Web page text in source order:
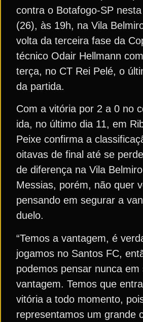
contra o Botafogo-SP
(26), às 19h, na Vila
volta da terceira fase da
técnico Odair Hellmann
terça, no CT Rei Pelé, o
da partida.
Com a vitória por 2 a 0 no
ida, no último dia 11, em
Peixe confirma a
oitavas de final até se
de diferença na Vila
Messias, porém, não quer
pensando em segurar a
duelo.
“Temos a vantagem, é
jogamos no Santos FC,
podemos pensar nunca em
vantagem. Temos que
vitória a todo momento,
representamos um grande